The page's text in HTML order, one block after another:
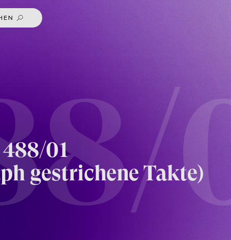
01
gestrichene Takte)